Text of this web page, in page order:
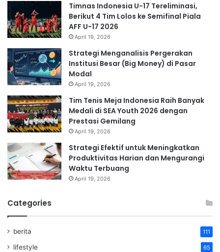
Timnas Indonesia U-17 Tereliminasi,
Berikut 4 Tim Lolos ke Semifinal Piala
AFF U-17 2026
April 19, 2026
Strategi Menganalisis Pergerakan
Institusi Besar (Big Money) di Pasar
Modal
April 19, 2026
Tim Tenis Meja Indonesia Raih Banyak
Medali di SEA Youth 2026 dengan
Prestasi Gemilang
April 19, 2026
Strategi Efektif untuk Meningkatkan
Produktivitas Harian dan Mengurangi
Waktu Terbuang
April 19, 2026
Categories
berita 111
lifestyle 65